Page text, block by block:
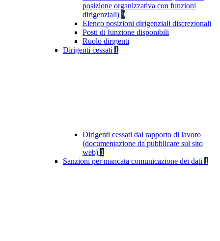
posizione organizzativa con funzioni
dirigenziali) 9
Elenco posizioni dirigenziali discrezionali
Posti di funzione disponibili
Ruolo dirigenti
Dirigenti cessati 1
Dirigenti cessati dal rapporto di lavoro
(documentazione da pubblicare sul sito
web) 1
Sanzioni per mancata comunicazione dei dati 1